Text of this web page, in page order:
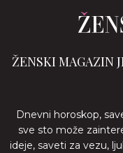
ŽENSKI MAGAZIN
Dnevni horoskop,
sve sto može
ideje, saveti za vezu,